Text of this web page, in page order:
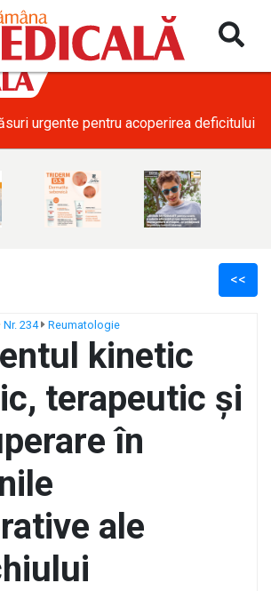
urgente pentru acoperirea deficitului
<<
Nr. 234 Reumatologie
kinetic
terapeutic și
în
ale